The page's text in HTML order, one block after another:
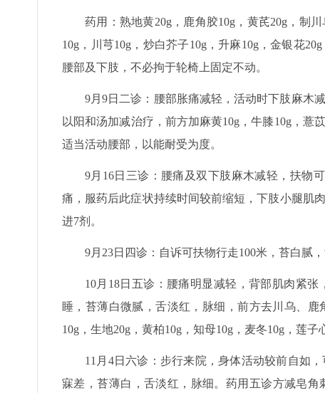
药用：熟地黄20g，鹿角胶10g，黄芪20g，制
10g，川芎10g，炒白芥子10g，升麻10g，金银花
腰部及下肢，不必拘于轮椅上固定不动。
9月9日二诊：腰部胀痛减轻，活动时下肢麻木
以阳和汤加减治疗，前方加麻黄10g，牛膝10g，薏
适当活动腰部，以能耐受为度。
9月16日三诊：腰痛及双下肢麻木减轻，扶物
痛，服药后此症状持续时间较前缩短，下肢小腿肌
进7剂。
9月23日四诊：自诉可扶物行走100米，苔白腻
10月18日五诊：腰痛明显减轻，背部肌肉紧
睡，苔薄白微腻，舌淡红，脉细，前方去川乌、
10g，生地20g，黄柏10g，知母10g，麦冬10g，莲
11月4日六诊：步行来院，身体活动较前自如
寐差，苔薄白，舌淡红，脉细。药用五诊方减皂